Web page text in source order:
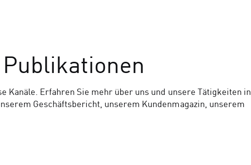
Kanäle. Erfahren Sie mehr über uns und unsere Tätigkeiten in
Geschäftsbericht, unserem Kundenmagazin, unserem